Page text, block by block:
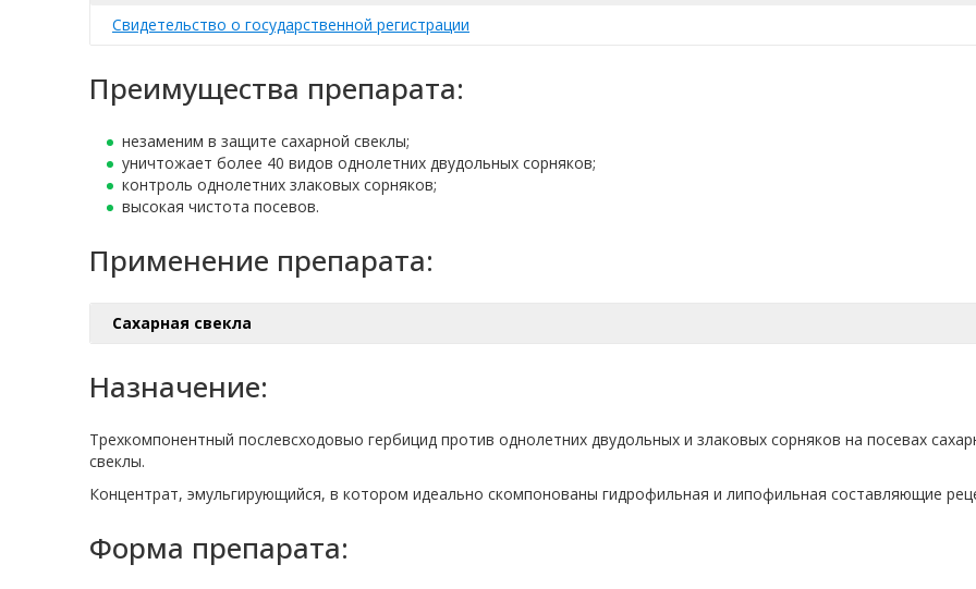
Свидетельство о государственной регистрации
Преимущества препарата:
незаменим в защите сахарной свеклы;
уничтожает более 40 видов однолетних двудольных сорняков;
контроль однолетних злаковых сорняков;
высокая чистота посевов.
Применение препарата:
Сахарная свекла
Назначение:
Трехкомпонентный послевсходовыо гербицид против однолетних двудольных и злаковых сорняков на посевах
свеклы.
Концентрат, эмульгирующийся, в котором идеально скомпонованы гидрофильная и липофильная составляющие
Форма препарата: